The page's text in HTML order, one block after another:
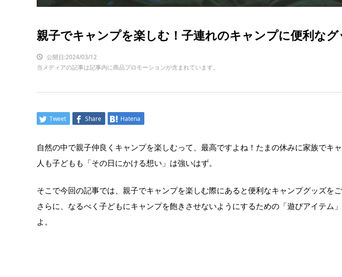
親子でキャンプを楽しむ！子連れのキャンプに便利なグ
公開日:2024/03/12
当メディアの記事は記事内に商品プロモーションが含まれています。
Tweet Share Hatena
自然の中で親子仲良くキャンプを楽しむって、最高ですよね！たまの休みに家族でキ
人も子どもも「その日にかける想い」は強いはず。
そこで今回の記事では、親子でキャンプを楽しむ際にあると便利なキャンプグッズをご
さらに、なるべく子どもにキャンプを飽きさせないようにするための「遊びアイテム
よ。